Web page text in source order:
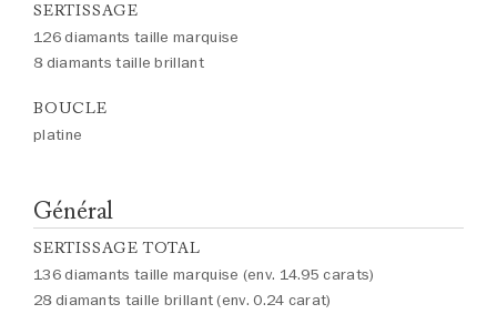
SERTISSAGE
126 diamants taille marquise
8 diamants taille brillant
BOUCLE
platine
Général
SERTISSAGE TOTAL
136 diamants taille marquise (env. 14.95 carats)
28 diamants taille brillant (env. 0.24 carat)